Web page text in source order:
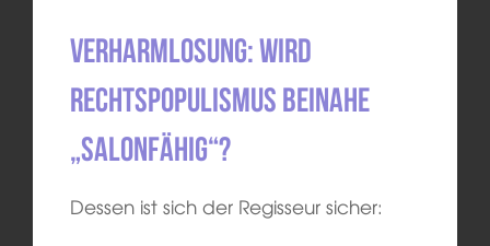
Verharmlosung: Wird
Rechtspopulismus beinahe
„salonfähig“?
Dessen ist sich der Regisseur sicher: